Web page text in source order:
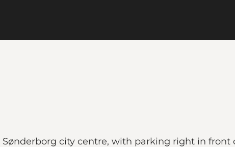
city centre, with parking right in